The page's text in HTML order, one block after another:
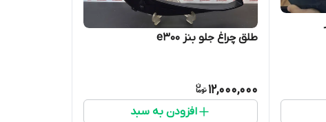
طلق چراغ جلو بنز e300
12,000,000
افزودن به سبد